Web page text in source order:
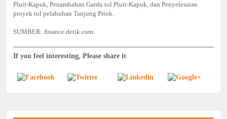
Pluit-Kapuk, Penambahan Gardu tol Pluit-Kapuk, dan Penyelesaian
proyek tol pelabuhan Tanjung Priok.
SUMBER: finance.detik.com
If you feel interesting, Please share it